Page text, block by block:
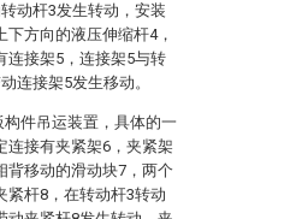
动杆3发生转动，安装
方向的液压伸缩杆4，
连接架5，连接架5与转
连接架5发生移动。
件吊运装置，具体的一
连接有夹紧架6，夹紧架
背移动的滑动块7，两个
紧杆8，在转动杆3转动